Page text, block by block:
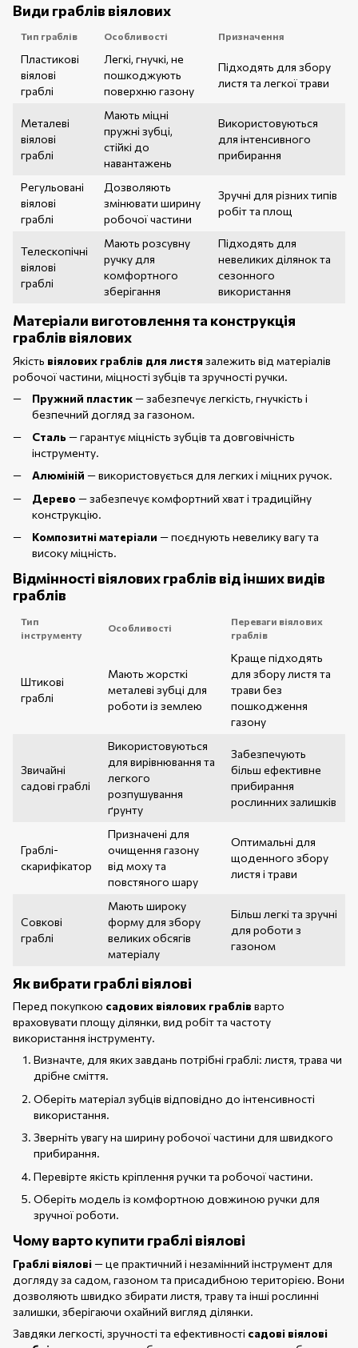
Види граблів віялових
Тип граблів Особливості Призначення
Пластикові
віялові
граблі
Легкі, гнучкі, не
пошкоджують
поверхню газону
Підходять для збору
листя та легкої трави
Металеві
віялові
граблі
Мають міцні
пружні зубці,
стійкі до
навантажень
Використовуються
для інтенсивного
прибирання
Регульовані
віялові
граблі
Дозволяють
змінювати ширину
робочої частини
Зручні для різних типів
робіт та площ
Телескопічні
віялові
граблі
Мають розсувну
ручку для
комфортного
зберігання
Підходять для
невеликих ділянок та
сезонного
використання
Матеріали виготовлення та конструкція
граблів віялових
Якість віялових граблів для листязалежить від матеріалів
робочої частини, міцності зубців та зручності ручки.
Пружний пластик— забезпечує легкість, гнучкість і
безпечний догляд за газоном.
Сталь— гарантує міцність зубців та довговічність
інструменту.
Алюміній — використовується для легких і міцних ручок.
Дерево — забезпечує комфортний хват і традиційну
конструкцію.
Композитні матеріали — поєднують невелику вагу та
високу міцність.
Відмінності віялових граблів від інших видів
граблів
Тип
інструменту
Особливості
Переваги віялових
граблів
Штикові
граблі
Мають жорсткі
металеві зубці для
роботи із землею
Краще підходять
для збору листя та
трави без
пошкодження
газону
Звичайні
садові граблі
Використовуються
для вирівнювання та
легкого
розпушування
ґрунту
Забезпечують
більш ефективне
прибирання
рослинних залишків
Граблі-
скарифікатор
Призначені для
очищення газону
від моху та
повстяного шару
Оптимальні для
щоденного збору
листя і трави
Совкові
граблі
Мають широку
форму для збору
великих обсягів
матеріалу
Більш легкі та зручні
для роботи з
газоном
Як вибрати граблі віялові
Перед покупкою садових віялових граблів варто
враховувати площу ділянки, вид робіт та частоту
використання інструменту.
Визначте, для яких завдань потрібні граблі: листя, трава чи
дрібне сміття.
Оберіть матеріал зубців відповідно до інтенсивності
використання.
Зверніть увагу на ширину робочої частини для швидкого
прибирання.
Перевірте якість кріплення ручки та робочої частини.
Оберіть модель із комфортною довжиною ручки для
зручної роботи.
Чому варто купити граблі віялові
Граблі віялові— це практичний і незамінний інструмент для
догляду за садом, газоном та присадибною територією. Вони
дозволяють швидко збирати листя, траву та інші рослинні
залишки, зберігаючи охайний вигляд ділянки.
Завдяки легкості, зручності та ефективності садові віялові